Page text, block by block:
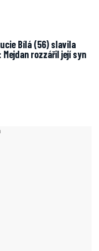
Bílá (56) slavila
Mejdan rozzářil její syn